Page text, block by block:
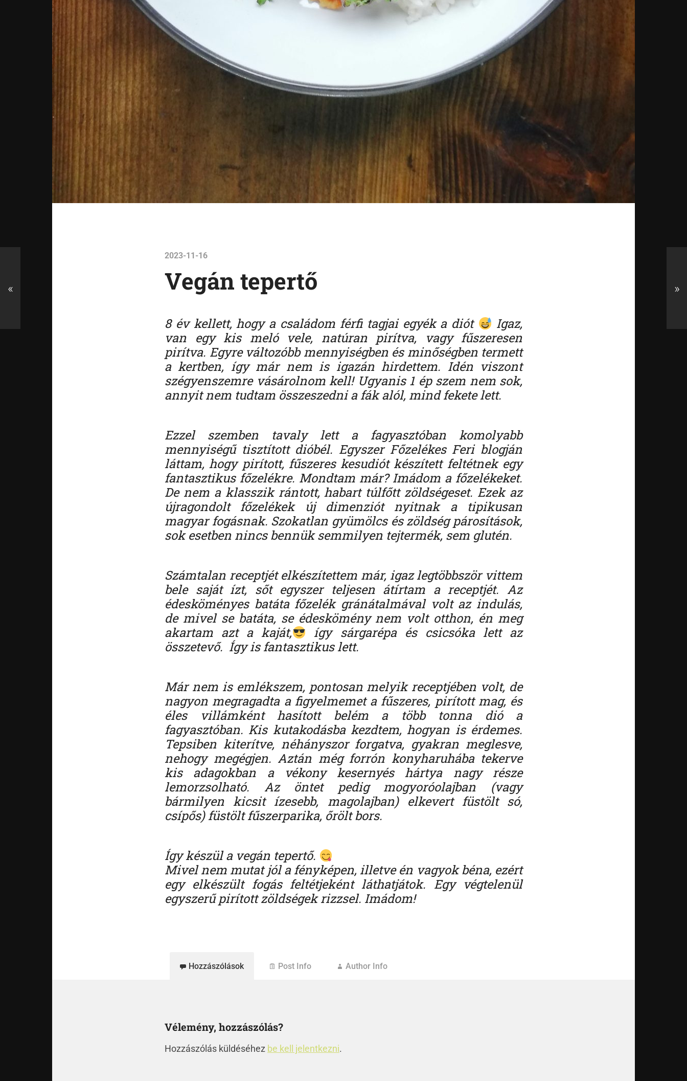
2023-11-16
Vegán tepertő
8 év kellett, hogy a családom férfi tagjai egyék a diót
Igaz,
van egy kis meló vele, natúran pirítva, vagy fűszeresen
pirítva. Egyre változóbb mennyiségben és minőségben termett
a kertben, így már nem is igazán hirdettem. Idén viszont
szégyenszemre vásárolnom kell! Ugyanis 1 ép szem nem sok,
annyit nem tudtam összeszedni a fák alól, mind fekete lett.
Ezzel szemben tavaly lett a fagyasztóban komolyabb
mennyiségű tisztított dióbél. Egyszer Főzelékes Feri blogján
láttam, hogy pirított, fűszeres kesudiót készített feltétnek egy
fantasztikus főzelékre. Mondtam már? Imádom a főzelékeket.
De nem a klasszik rántott, habart túlfőtt zöldségeset. Ezek az
újragondolt főzelékek új dimenziót nyitnak a tipikusan
magyar fogásnak. Szokatlan gyümölcs és zöldség párosítások,
sok esetben nincs bennük semmilyen tejtermék, sem glutén.
Számtalan receptjét elkészítettem már, igaz legtöbbször vittem
bele saját ízt, sőt egyszer teljesen átírtam a receptjét. Az
édesköményes batáta főzelék gránátalmával volt az indulás,
de mivel se batáta, se édeskömény nem volt otthon, én meg
akartam azt a kaját,
így sárgarépa és csicsóka lett az
összetevő. Így is fantasztikus lett.
Már nem is emlékszem, pontosan melyik receptjében volt, de
nagyon megragadta a figyelmemet a fűszeres, pirított mag, és
éles villámként hasított belém a több tonna dió a
fagyasztóban. Kis kutakodásba kezdtem, hogyan is érdemes.
Tepsiben kiterítve, néhányszor forgatva, gyakran meglesve,
nehogy megégjen. Aztán még forrón konyharuhába tekerve
kis adagokban a vékony kesernyés hártya nagy része
lemorzsolható. Az öntet pedig mogyoróolajban (vagy
bármilyen kicsit ízesebb, magolajban) elkevert füstölt só,
csípős) füstölt fűszerparika, őrölt bors.
Így készül a vegán tepertő.
Mivel nem mutat jól a fényképen, illetve én vagyok béna, ezért
egy elkészült fogás feltétjeként láthatjátok. Egy végtelenül
egyszerű pirított zöldségek rizzsel. Imádom!
Hozzászólások Post Info Author Info
Vélemény, hozzászólás?
Hozzászólás küldéséhez be kell jelentkezni.
« »